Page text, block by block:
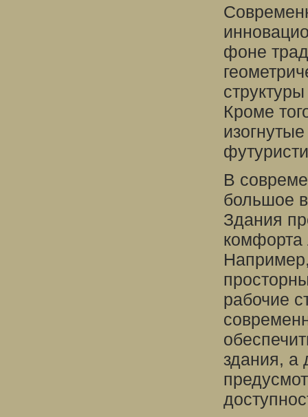
фоне
Кроме
В
большое
Здания
комфорта
рабочие
здания, а